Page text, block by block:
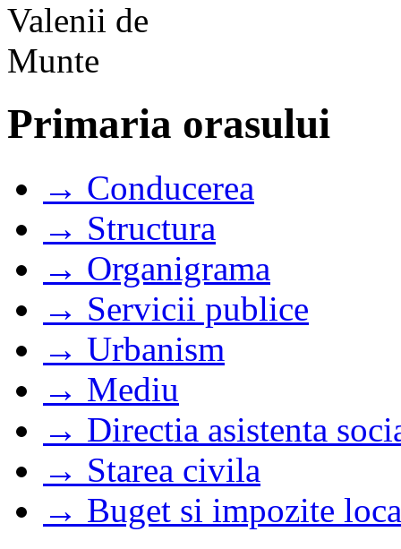
Primaria orasului
→ Conducerea
→ Structura
→ Organigrama
→ Servicii publice
→ Urbanism
→ Mediu
→ Directia asistenta
→ Starea civila
→ Buget si impozite